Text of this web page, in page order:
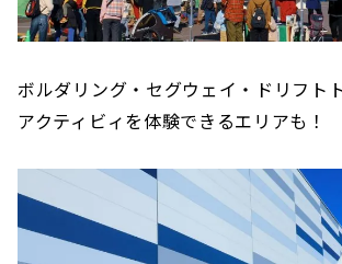
ボルダリング・セグウェイ・ドリフト
アクティビィを体験できるエリアも！